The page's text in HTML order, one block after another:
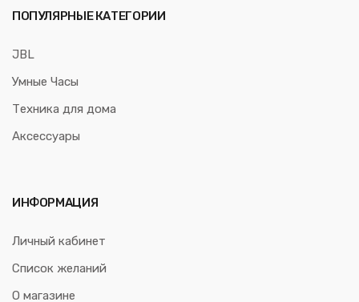
ПОПУЛЯРНЫЕ КАТЕГОРИИ
JBL
Умные Часы
Техника для дома
Аксессуары
ИНФОРМАЦИЯ
Личный кабинет
Список желаний
О магазине